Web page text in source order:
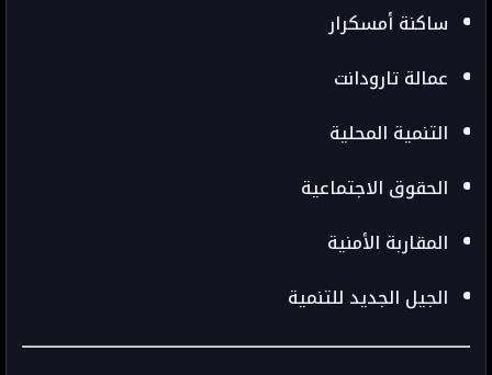
ساكنة أمسكرار
عمالة تارودانت
التنمية المحلية
الحقوق الاجتماعية
المقاربة الأمنية
الجيل الجديد للتنمية